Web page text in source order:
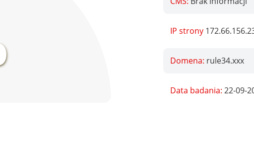
IP strony
Domena: rule34.xxx
Data badania: 22-09-